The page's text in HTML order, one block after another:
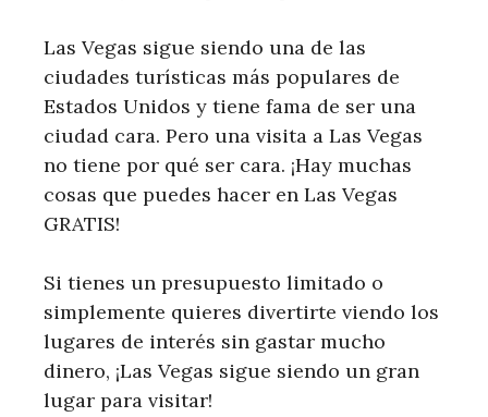
Las Vegas sigue siendo una de las
ciudades turísticas más populares de
Estados Unidos y tiene fama de ser una
ciudad cara. Pero una visita a Las Vegas
no tiene por qué ser cara. ¡Hay muchas
cosas que puedes hacer en Las Vegas
GRATIS!
Si tienes un presupuesto limitado o
simplemente quieres divertirte viendo los
lugares de interés sin gastar mucho
dinero, ¡Las Vegas sigue siendo un gran
lugar para visitar!